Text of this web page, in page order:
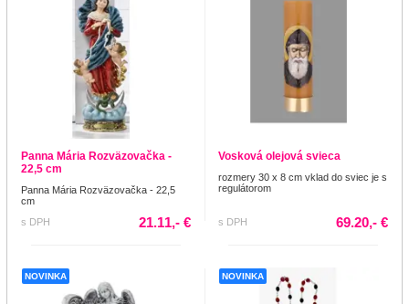
Panna Mária Rozväzovačka -
22,5 cm
Panna Mária Rozväzovačka - 22,5
cm
s DPH
21.11,- €
Vosková olejová svieca
rozmery 30 x 8 cm vklad do sviec je s
regulátorom
s DPH 69.20,- €
NOVINKA NOVINKA